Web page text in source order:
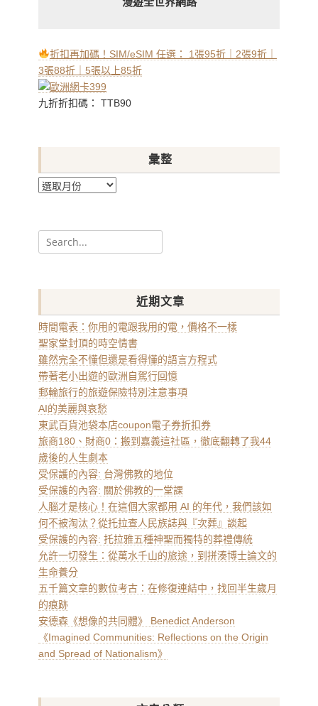
漫遊全世界網路
折扣再加碼！SIM/eSIM 任選： 1張95折｜2張9折｜
3張88折｜5張以上85折
九折折扣碼： TTB90
彙整
彙
Search
for:
近期文章
時間電表：你用的電跟我用的電，價格不一樣
聖家堂封頂的時空情書
雖然完全不懂但還是看得懂的語言方程式
帶著老小出遊的歐洲自駕行回憶
郵輪旅行的旅遊保險特別注意事項
AI的美麗與哀愁
東武百貨池袋本店coupon電子券折扣券
旅商180、財商0：搬到嘉義這社區，徹底翻轉了我44
歲後的人生劇本
受保護的內容: 台灣佛教的地位
受保護的內容: 關於佛教的一堂課
人腦才是核心！在這個大家都用 AI 的年代，我們該如
何不被淘汰？從托拉查人民族誌與『次葬』談起
受保護的內容: 托拉雅五種神聖而獨特的葬禮傳統
允許一切發生：從萬水千山的旅途，到拼湊博士論文的
生命養分
五千篇文章的數位考古：在修復連結中，找回半生歲月
的痕跡
安德森《想像的共同體》 Benedict Anderson
《Imagined Communities: Reflections on the Origin
and Spread of Nationalism》